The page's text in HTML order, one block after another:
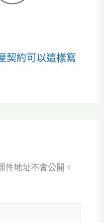
契約可以這樣寫
件地址不會公開。